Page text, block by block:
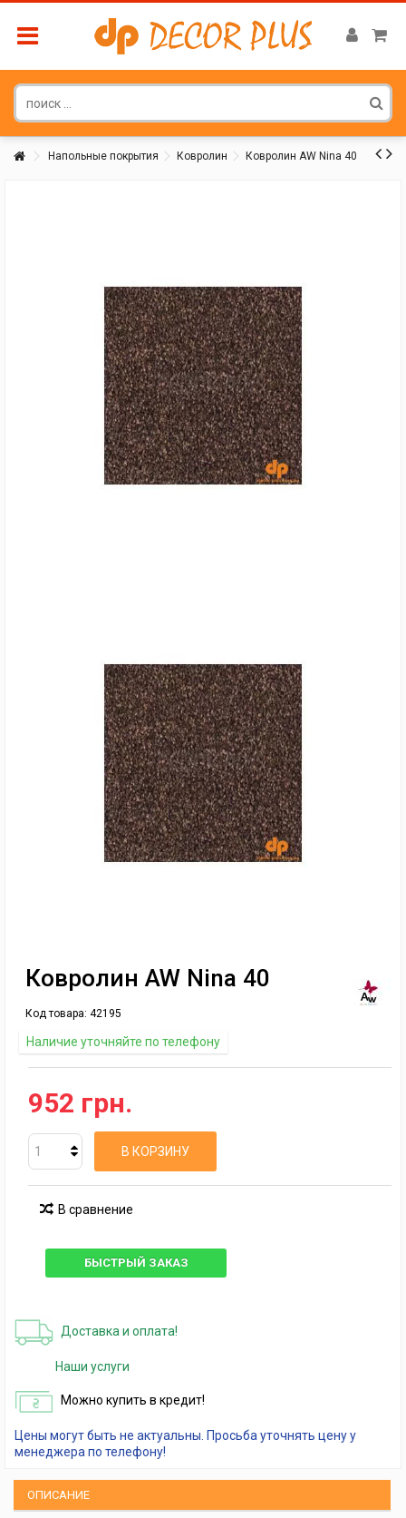
Напольные покрытия Ковролин Ковролин AW Nina 40
Ковролин AW Nina 40
Код товара: 42195
Наличие уточняйте по телефону
952 грн.
В КОРЗИНУ
В сравнение
БЫСТРЫЙ ЗАКАЗ
Доставка и оплата!
Наши услуги
Можно купить в кредит!
Цены могут быть не актуальны. Просьба уточнять цену у
менеджера по телефону!
ОПИСАНИЕ